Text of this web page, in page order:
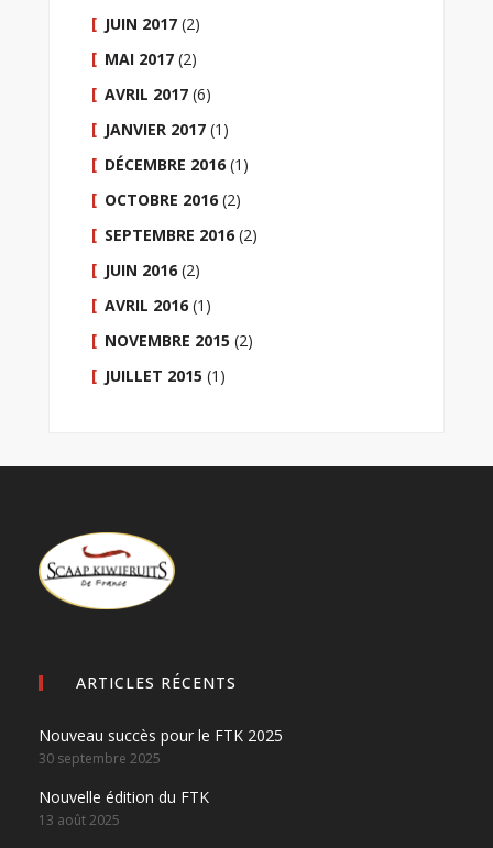
JUIN 2017 (2)
MAI 2017 (2)
AVRIL 2017 (6)
JANVIER 2017 (1)
DÉCEMBRE 2016 (1)
OCTOBRE 2016 (2)
SEPTEMBRE 2016 (2)
JUIN 2016 (2)
AVRIL 2016 (1)
NOVEMBRE 2015 (2)
JUILLET 2015 (1)
ARTICLES RÉCENTS
Nouveau succès pour le FTK 2025
30 septembre 2025
Nouvelle édition du FTK
13 août 2025